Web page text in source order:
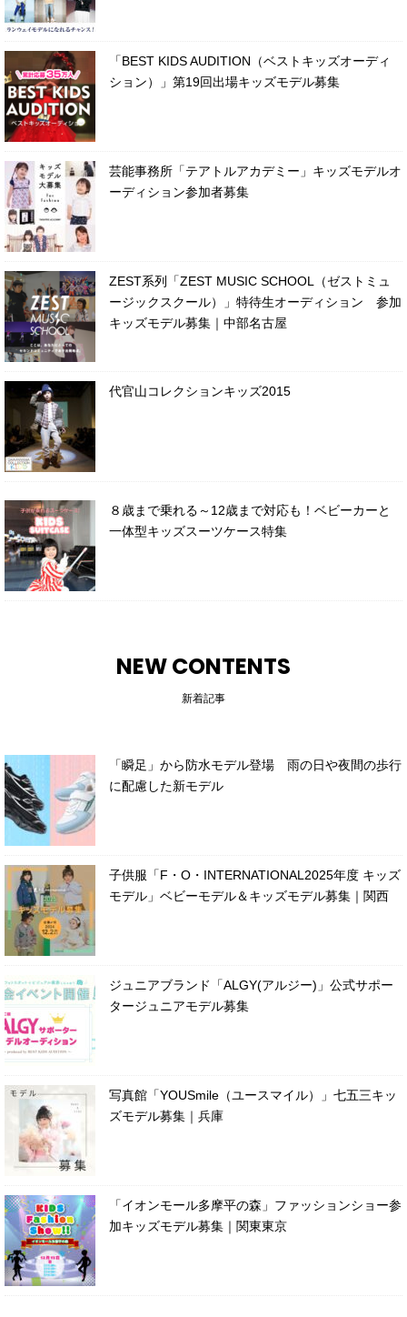
「BEST KIDS AUDITION（ベストキッズオーディ
ション）」第19回出場キッズモデル募集
芸能事務所「テアトルアカデミー」キッズモデルオ
ーディション参加者募集
ZEST系列「ZEST MUSIC SCHOOL（ゼストミュ
ージックスクール）」特待生オーディション 参加
キッズモデル募集｜中部名古屋
代官山コレクションキッズ2015
８歳まで乗れる～12歳まで対応も！ベビーカーと
一体型キッズスーツケース特集
NEW CONTENTS
新着記事
「瞬足」から防水モデル登場 雨の日や夜間の歩行
に配慮した新モデル
子供服「F・O・INTERNATIONAL2025年度 キッズ
モデル」ベビーモデル＆キッズモデル募集｜関西
ジュニアブランド「ALGY(アルジー)」公式サポー
タージュニアモデル募集
写真館「YOUSmile（ユースマイル）」七五三キッ
ズモデル募集｜兵庫
「イオンモール多摩平の森」ファッションショー参
加キッズモデル募集｜関東東京